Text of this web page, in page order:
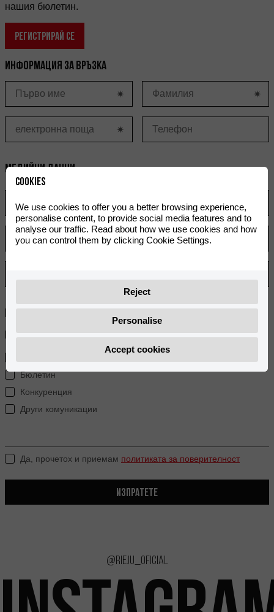
нашия бюлетин.
РЕГИСТРИРАЙ СЕ
Информация за връзка
Медийни данни
Държава
Изпращане по пощата
Информация, която искате да получавате по имейл.:
Бюлетин
Конкуренция
Други комуникации
Да, прочетох и приемам политиката за поверителност
ИЗПРАТЕТЕ
@rieju_oficial
Cookies
We use cookies to offer you a better browsing experience,
personalise content, to provide social media features and to
analyse our traffic. Read about how we use cookies and how
you can control them by clicking Cookie Settings.
Reject
Personalise
Accept cookies